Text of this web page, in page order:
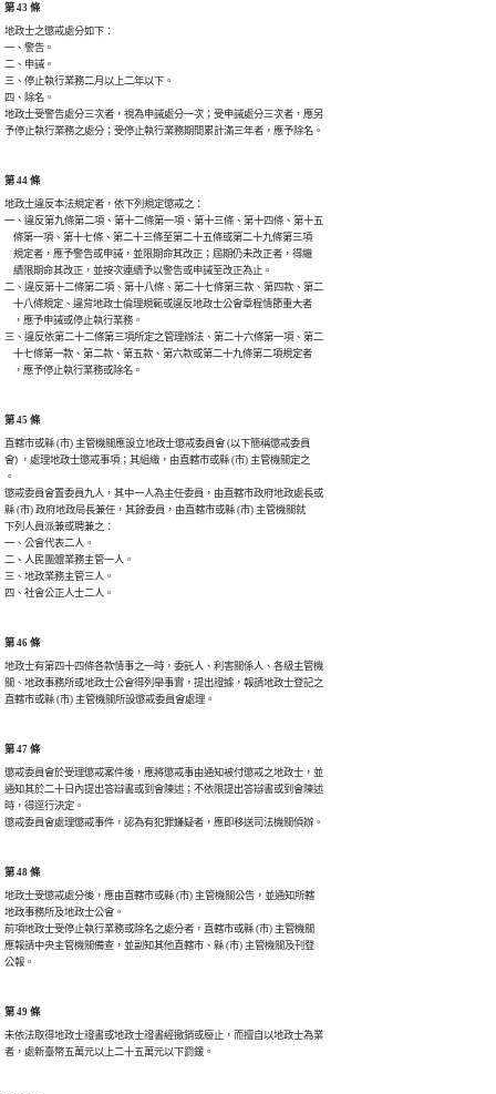
第 43 條
地政士之懲戒處分如下：
一、警告。
二、申誡。
三、停止執行業務二月以上二年以下。
四、除名。
地政士受警告處分三次者，視為申誡處分一次；受申誡處分三次者，應另
予停止執行業務之處分；受停止執行業務期間累計滿三年者，應予除名。
第 44 條
地政士違反本法規定者，依下列規定懲戒之：
一、違反第九條第二項、第十二條第一項、第十三條、第十四條、第十五
    條第一項、第十七條、第二十三條至第二十五條或第二十九條第三項
    規定者，應予警告或申誡，並限期命其改正；屆期仍未改正者，得繼
    續限期命其改正，並按次連續予以警告或申誡至改正為止。
二、違反第十二條第二項、第十八條、第二十七條第三款、第四款、第二
    十八條規定、違背地政士倫理規範或違反地政士公會章程情節重大者
    ，應予申誡或停止執行業務。
三、違反依第二十二條第三項所定之管理辦法、第二十六條第一項、第二
    十七條第一款、第二款、第五款、第六款或第二十九條第二項規定者
    ，應予停止執行業務或除名。
第 45 條
直轄市或縣 (市) 主管機關應設立地政士懲戒委員會 (以下簡稱懲戒委員
會) ，處理地政士懲戒事項；其組織，由直轄市或縣 (市) 主管機關定之
。
懲戒委員會置委員九人，其中一人為主任委員，由直轄市政府地政處長或
縣 (市) 政府地政局長兼任，其餘委員，由直轄市或縣 (市) 主管機關就
下列人員派兼或聘兼之：
一、公會代表二人。
二、人民團體業務主管一人。
三、地政業務主管三人。
四、社會公正人士二人。
第 46 條
地政士有第四十四條各款情事之一時，委託人、利害關係人、各級主管機
關、地政事務所或地政士公會得列舉事實，提出證據，報請地政士登記之
直轄市或縣 (市) 主管機關所設懲戒委員會處理。
第 47 條
懲戒委員會於受理懲戒案件後，應將懲戒事由通知被付懲戒之地政士，並
通知其於二十日內提出答辯書或到會陳述；不依限提出答辯書或到會陳述
時，得逕行決定。
懲戒委員會處理懲戒事件，認為有犯罪嫌疑者，應即移送司法機關偵辦。
第 48 條
地政士受懲戒處分後，應由直轄市或縣 (市) 主管機關公告，並通知所轄
地政事務所及地政士公會。
前項地政士受停止執行業務或除名之處分者，直轄市或縣 (市) 主管機關
應報請中央主管機關備查，並副知其他直轄市、縣 (市) 主管機關及刊登
公報。
第 49 條
未依法取得地政士證書或地政士證書經撤銷或廢止，而擅自以地政士為業
者，處新臺幣五萬元以上二十五萬元以下罰鍰。